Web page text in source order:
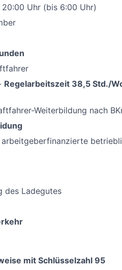
20:00 Uhr (bis 6:00 Uhr)
Regelarbeitszeit 38,5 Std./
Weiterbildung nach
arbeitgeberfinanzierte
des Ladegutes
mit Schlüsselzahl 95